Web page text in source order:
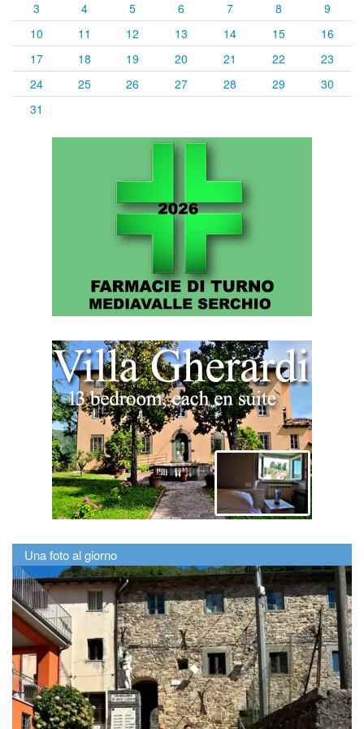
3
4 5 6 7 8
9
10
11 12 13 14 15
16
17
18 19 20 21 22
23
24
25 26 27 28 29
30
31
Una foto al giorno